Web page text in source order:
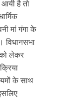
है तो
मां गंगा के
विधानसभा
को लेकर
के साथ